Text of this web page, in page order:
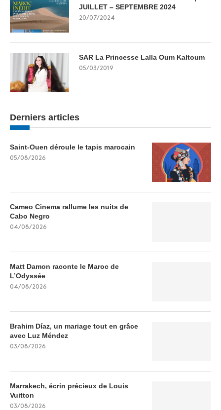
JUILLET – SEPTEMBRE 2024
20/07/2024
SAR La Princesse Lalla Oum Kaltoum
05/03/2019
Derniers articles
Saint-Ouen déroule le tapis marocain
05/08/2026
Cameo Cinema rallume les nuits de
Cabo Negro
04/08/2026
Matt Damon raconte le Maroc de
L’Odyssée
04/08/2026
Brahim Díaz, un mariage tout en grâce
avec Luz Méndez
03/08/2026
Marrakech, écrin précieux de Louis
Vuitton
03/08/2026